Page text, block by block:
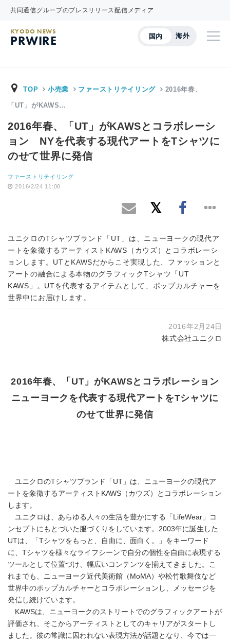
共同通信グループのプレスリリース配信メディア
国内 海外
KYODO NEWS
PRWIRE
TOP 小売業 ファーストリテイリング 2016年春、
「UT」がKAWS…
2016年春、「UT」がKAWSとコラボレーシ
ョン NYを代表する現代アートをTシャツに
のせて世界に発信
ファーストリテイリング
2016/2/24 11:00
ユニクロのTシャツブランド「UT」は、ニューヨークの現代ア
ートを象徴するアーティストKAWS（カウズ）とコラボレーシ
ョンします。UTとKAWSだからこそ実現した、ファッションと
アートの融合による本物のグラフィックTシャツ「UT
KAWS」。UTを代表するアイテムとして、ポップカルチャーを
世界中にお届けします。
2016年2月24日
株式会社ユニクロ
2016年春、「UT」がKAWSとコラボレーション
ニューヨークを代表する現代アートをTシャツに
のせて世界に発信
ユニクロのTシャツブランド「UT」は、ニューヨークの現代ア
ートを象徴するアーティストKAWS（カウズ）とコラボレーション
します。
ユニクロは、あらゆる人々の生活を豊かにする「LifeWear」コ
ンセプトにもとづいた服づくりをしています。2003年に誕生した
UTは、「Tシャツをもっと、自由に、面白く。」をキーワード
に、Tシャツを様々なライフシーンで自分の個性を自由に表現する
ツールとして位置づけ、幅広いコンテンツを揃えてきました。こ
れまでも、ニューヨーク近代美術館（MoMA）や松竹歌舞伎など
世界中のポップカルチャーとコラボレーションし、メッセージを
発信し続けています。
KAWSは、ニューヨークのストリートでのグラフィックアートが
評価され、そこからアーティストとしてのキャリアがスタートし
ました。彼の常識に囚われない表現方法が話題となり、今では一